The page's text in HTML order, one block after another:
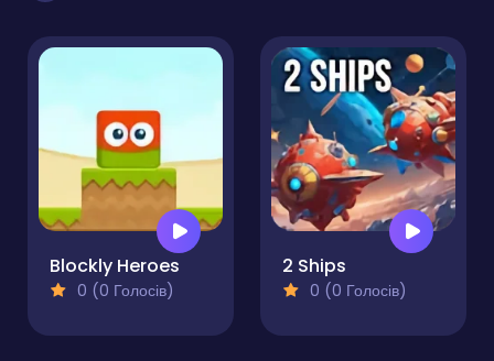
Blockly Heroes
0 (0 Голосів)
2 Ships
0 (0 Голосів)